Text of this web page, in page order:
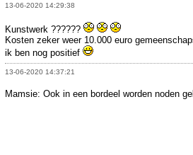
13-06-2020 14:29:38
Kunstwerk ??????
Kosten zeker weer 10.000 euro
ik ben nog positief
13-06-2020 14:37:21
Mamsie: Ook in een bordeel worden noden